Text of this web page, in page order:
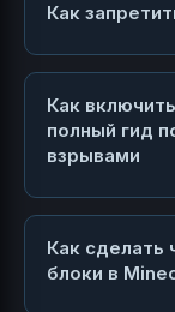
Как
Как
полный гид
взрывами
Как сделать
блоки в